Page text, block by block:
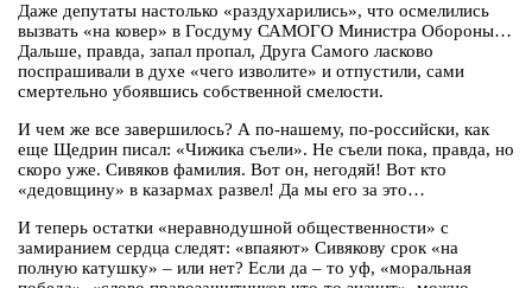
Даже депутаты настолько «раздухарились», что осмелились
вызвать «на ковер» в Госдуму САМОГО Министра Обороны…
Дальше, правда, запал пропал, Друга Самого ласково
поспрашивали в духе «чего изволите» и отпустили, сами
смертельно убоявшись собственной смелости.
И чем же все завершилось? А по-нашему, по-российски, как
еще Щедрин писал: «Чижика съели». Не съели пока, правда, но
скоро уже. Сивяков фамилия. Вот он, негодяй! Вот кто
«дедовщину» в казармах развел! Да мы его за это…
И теперь остатки «неравнодушной общественности» с
замиранием сердца следят: «впаяют» Сивякову срок «на
полную катушку» – или нет? Если да – то уф, «моральная